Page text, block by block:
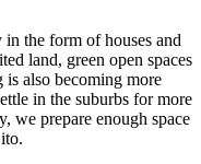
the form of houses and
land, green open spaces
also becoming more
in the suburbs for more
we prepare enough space